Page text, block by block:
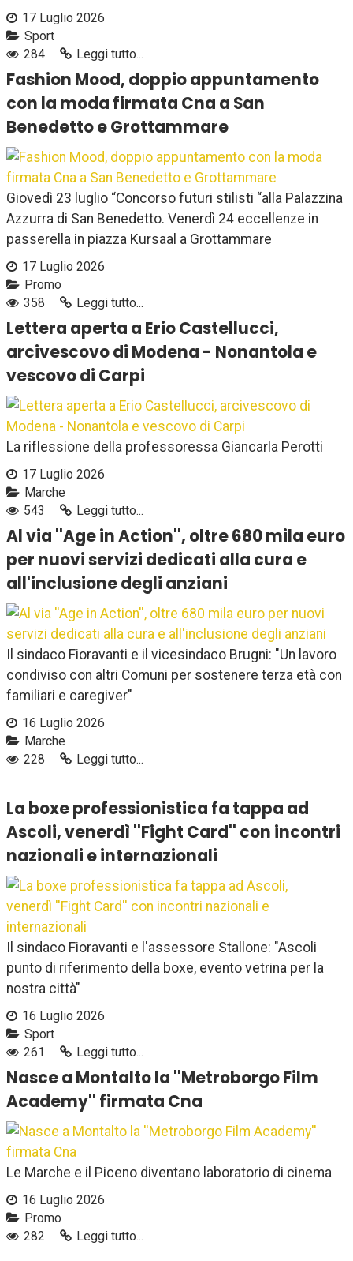
17 Luglio 2026
Sport
284
Leggi tutto...
Fashion Mood, doppio appuntamento
con la moda firmata Cna a San
Benedetto e Grottammare
Giovedì 23 luglio “Concorso futuri stilisti “alla Palazzina
Azzurra di San Benedetto. Venerdì 24 eccellenze in
passerella in piazza Kursaal a Grottammare
17 Luglio 2026
Promo
358
Leggi tutto...
Lettera aperta a Erio Castellucci,
arcivescovo di Modena - Nonantola e
vescovo di Carpi
La riflessione della professoressa Giancarla Perotti
17 Luglio 2026
Marche
543
Leggi tutto...
Al via ''Age in Action'', oltre 680 mila euro
per nuovi servizi dedicati alla cura e
all'inclusione degli anziani
Il sindaco Fioravanti e il vicesindaco Brugni: "Un lavoro
condiviso con altri Comuni per sostenere terza età con
familiari e caregiver"
16 Luglio 2026
Marche
228
Leggi tutto...
La boxe professionistica fa tappa ad
Ascoli, venerdì ''Fight Card'' con incontri
nazionali e internazionali
Il sindaco Fioravanti e l'assessore Stallone: "Ascoli
punto di riferimento della boxe, evento vetrina per la
nostra città"
16 Luglio 2026
Sport
261
Leggi tutto...
Nasce a Montalto la ''Metroborgo Film
Academy'' firmata Cna
Le Marche e il Piceno diventano laboratorio di cinema
16 Luglio 2026
Promo
282
Leggi tutto...